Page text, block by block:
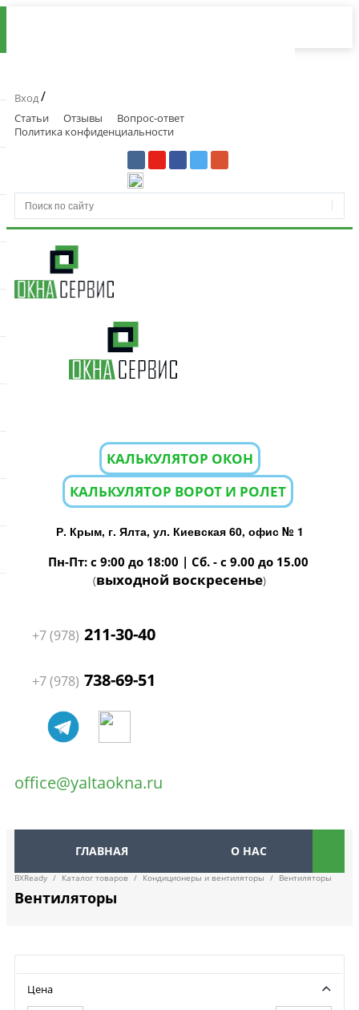
Вход/
Статьи Отзывы
Вопрос-ответ
Политика конфиденциальности
КАЛЬКУЛЯТОР ОКОН
КАЛЬКУЛЯТОР ВОРОТ И РОЛЕТ
Р. Крым, г. Ялта, ул. Киевская 60, офис № 1
Пн-Пт: с 9:00 до 18:00 | Сб. - с 9.00 до 15.00
(выходной воскресенье)
+7 (978) 211-30-40
+7 (978) 738-69-51
office@yaltaokna.ru
ГЛАВНАЯ О НАС
BXReady / Каталог товаров / Кондиционеры и вентиляторы / Вентиляторы
Вентиляторы
Цена